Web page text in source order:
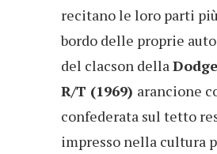
recitano le loro parti
bordo delle proprie
del clacson della
R/T (1969) arancione
confederata sul tetto
impresso nella cultura